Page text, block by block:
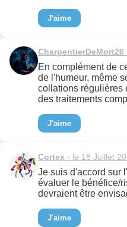
J'aime
CharpentierDeMort26
En complément de
de l'humeur, même
collations régulières
des traitements
J'aime
Cortex - le 18 Juillet
Je suis d'accord sur
évaluer le bénéfice/
devraient être
J'aime